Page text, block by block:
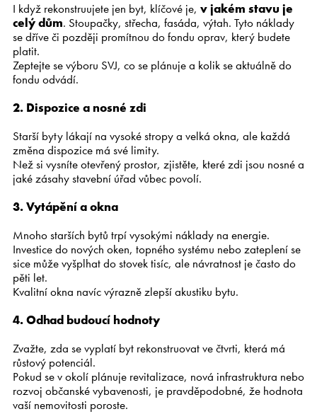
I když rekonstruujete jen byt, klíčové je, v jakém stavu je
celý dům. Stoupačky, střecha, fasáda, výtah. Tyto náklady
se dříve či později promítnou do fondu oprav, který budete
platit.
Zeptejte se výboru SVJ, co se plánuje a kolik se aktuálně do
fondu odvádí.
2. Dispozice a nosné zdi
Starší byty lákají na vysoké stropy a velká okna, ale každá
změna dispozice má své limity.
Než si vysníte otevřený prostor, zjistěte, které zdi jsou nosné a
jaké zásahy stavební úřad vůbec povolí.
3. Vytápění a okna
Mnoho starších bytů trpí vysokými náklady na energie.
Investice do nových oken, topného systému nebo zateplení se
sice může vyšplhat do stovek tisíc, ale návratnost je často do
pěti let.
Kvalitní okna navíc výrazně zlepší akustiku bytu.
4. Odhad budoucí hodnoty
Zvažte, zda se vyplatí byt rekonstruovat ve čtvrti, která má
růstový potenciál.
Pokud se v okolí plánuje revitalizace, nová infrastruktura nebo
rozvoj občanské vybavenosti, je pravděpodobné, že hodnota
vaší nemovitosti poroste.